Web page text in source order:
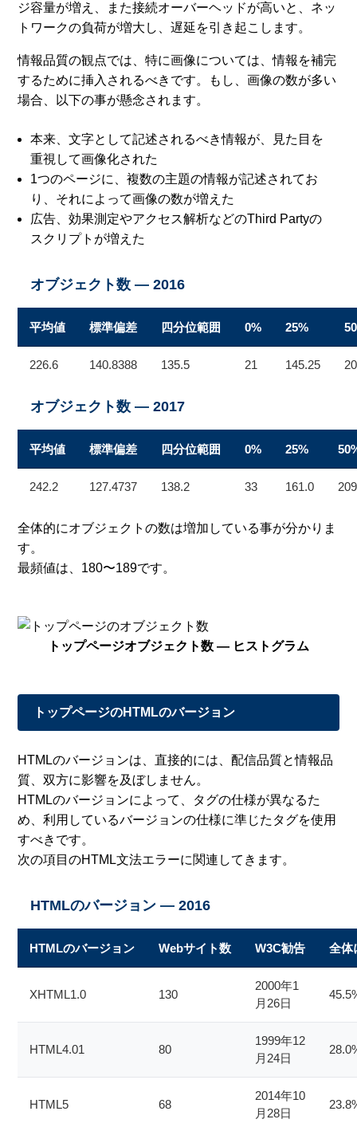
ジ容量が増え、また接続オーバーヘッドが高いと、ネッ
トワークの負荷が増大し、遅延を引き起こします。
情報品質の観点では、特に画像については、情報を補完
するために挿入されるべきです。もし、画像の数が多い
場合、以下の事が懸念されます。
本来、文字として記述されるべき情報が、見た目を
重視して画像化された
1つのページに、複数の主題の情報が記述されてお
り、それによって画像の数が増えた
広告、効果測定やアクセス解析などのThird Partyの
スクリプトが増えた
オブジェクト数 — 2016
平均値 標準偏差 四分位範囲 0% 25%
226.6 140.8388 135.5 21 145.25
オブジェクト数 — 2017
平均値 標準偏差 四分位範囲 0% 25%
242.2 127.4737 138.2 33 161.0
全体的にオブジェクトの数は増加している事が分かりま
す。
最頻値は、180〜189です。
トップページオブジェクト数 — ヒストグラム
トップページのHTMLのバージョン
HTMLのバージョンは、直接的には、配信品質と情報品
質、双方に影響を及ぼしません。
HTMLのバージョンによって、タグの仕様が異なるた
め、利用しているバージョンの仕様に準じたタグを使用
すべきです。
次の項目のHTML文法エラーに関連してきます。
HTMLのバージョン — 2016
HTMLのバージョン Webサイト数 W3C勧告 全体
XHTML1.0 130
2000年1
月26日
HTML4.01 80
1999年12
月24日
HTML5 68
2014年10
月28日